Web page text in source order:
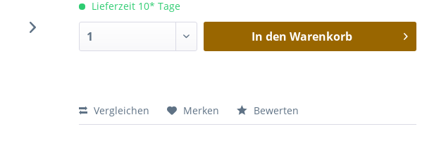
Lieferzeit 10* Tage
In den Warenkorb
Vergleichen Merken Bewerten